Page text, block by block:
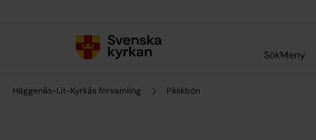
SökMeny
Häggenås-Lit-Kyrkås församling Påskbön